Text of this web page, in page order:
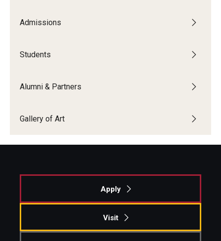
Admissions
Students
Alumni & Partners
Gallery of Art
Apply
Visit